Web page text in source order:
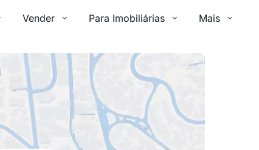
Vender Para Imobiliárias Mais